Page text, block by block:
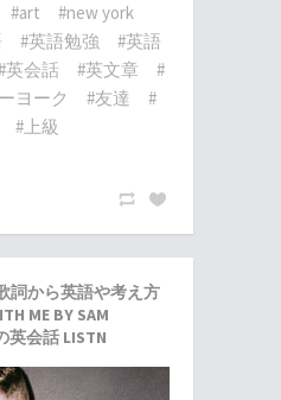
#art
#new york
#英語勉強
#英語
英会話 #英文章
#
ヨーク #友達
#
#上級
詞から英語や考え方
ME BY SAM
英会話 LISTN